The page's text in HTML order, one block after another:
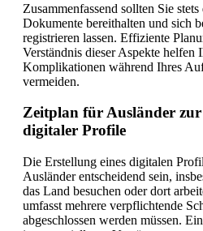
Zusammenfassend sollten Sie
Dokumente bereithalten und sich
registrieren lassen. Effiziente
Verständnis dieser Aspekte helfen
Komplikationen während Ihres
vermeiden.
Zeitplan für Ausländer
digitaler Profile
Die Erstellung eines digitalen
Ausländer entscheidend sein,
das Land besuchen oder dort
umfasst mehrere verpflichtende
abgeschlossen werden müssen.